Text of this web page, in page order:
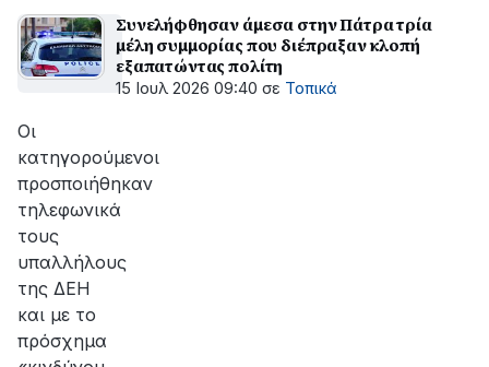
ΔΕΔΔΗΕ
για
την
βλάβης
Συνελήφθησαν άμεσα στην Πάτρα τρία
μέλη συμμορίας που διέπραξαν κλοπή
εξαπατώντας πολίτη
15 Ιουλ 2026 09:40 σε Τοπικά
Οι
κατηγορούμενοι
προσποιήθηκαν
τηλεφωνικά
τους
υπαλλήλους
της ΔΕΗ
και με το
πρόσχημα